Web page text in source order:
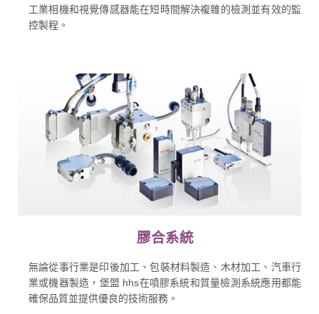
工業相機和視覺傳感器能在短時間解決複雜的檢測並有效的監
控製程。
膠合系統
無論從事行業是印後加工、包裝材料製造、木材加工、汽車行
業或機器製造，堡盟 hhs在噴膠系統和質量檢測系統應用都能
確保品質並提供優良的技術服務。